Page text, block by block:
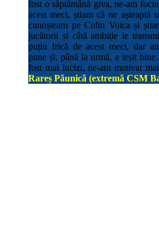
fost o săptămână grea, ne-am
acest meci, știam că ne așteaptă
cunoșteam pe Colin Voica și
jucătorii și câtă ambiție le
puțin frică de acest meci, dar
pune și, până la urmă, a ieșit
fost mai lucizi, ne-am motivat
Rareș Păunică (extremă CSM